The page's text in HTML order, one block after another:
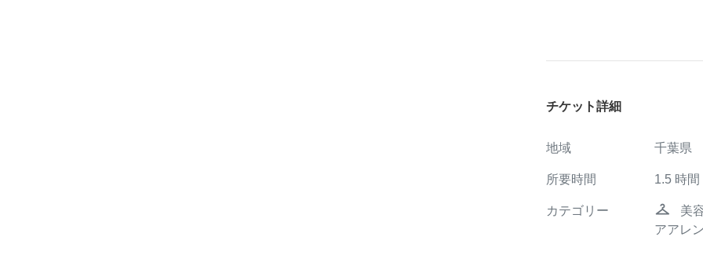
チケット詳細
地域 千葉県
所要時間 1.5 時間
カテゴリー checkroom 美
アアレ